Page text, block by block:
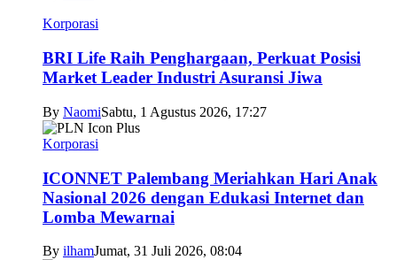
Korporasi
BRI Life Raih Penghargaan, Perkuat Posisi
Market Leader Industri Asuransi Jiwa
By NaomiSabtu, 1 Agustus 2026, 17:27
Korporasi
ICONNET Palembang Meriahkan Hari Anak
Nasional 2026 dengan Edukasi Internet dan
Lomba Mewarnai
By ilhamJumat, 31 Juli 2026, 08:04